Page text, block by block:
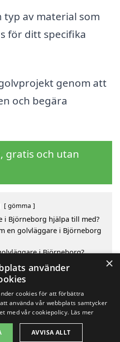
typ av material som
för ditt specifika
genom att
och begära
gratis och utan
gömma
i Björneborg hjälpa till med?
en golvläggare i Björneborg
i Björneborg?
i Björneborg
i de omgivande
- Pilanto Aps
×
använder
cookies för att förbättra
använda vår webbplats samtycker
med vår cookiepolicy. Läs mer
AVVISA ALLT